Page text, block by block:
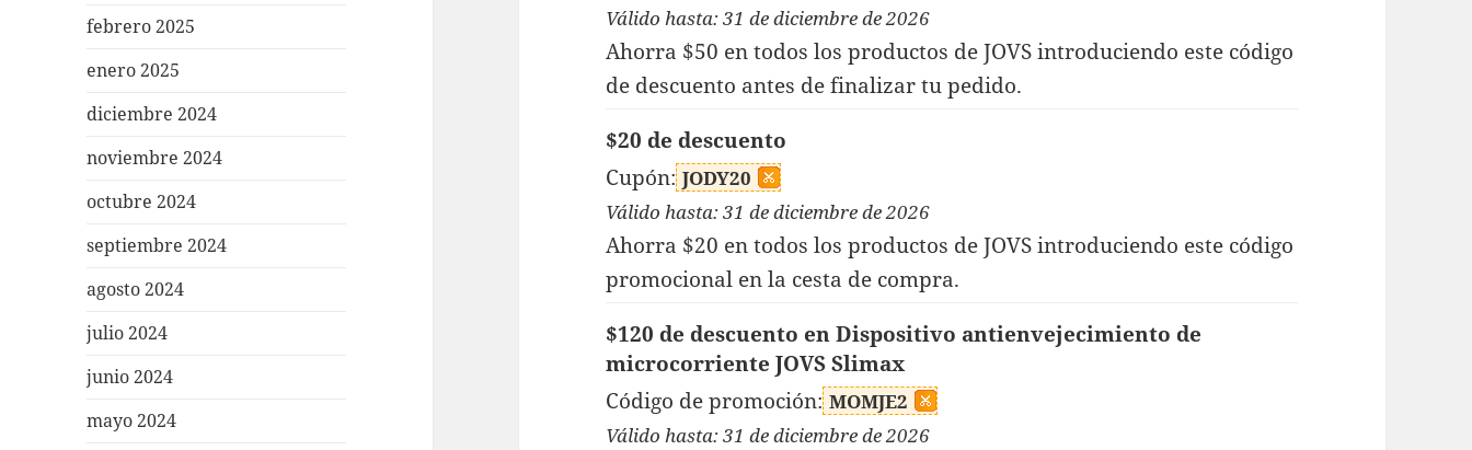
febrero 2025
enero 2025
diciembre 2024
noviembre 2024
octubre 2024
septiembre 2024
agosto 2024
julio 2024
junio 2024
mayo 2024
Válido hasta: 31 de diciembre de 2026
Ahorra $50 en todos los productos de JOVS introduciendo este código
de descuento antes de finalizar tu pedido.
$20 de descuento
Cupón: JODY20
Válido hasta: 31 de diciembre de 2026
Ahorra $20 en todos los productos de JOVS introduciendo este código
promocional en la cesta de compra.
$120 de descuento en Dispositivo antienvejecimiento de
microcorriente JOVS Slimax
Código de promoción: MOMJE2
Válido hasta: 31 de diciembre de 2026